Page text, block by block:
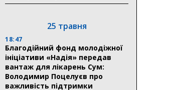
25 травня
18:47
Благодійний фонд молодіжної
ініціативи «Надія» передав
вантаж для лікарень Сум:
Володимир Поцелуєв про
важливість підтримки